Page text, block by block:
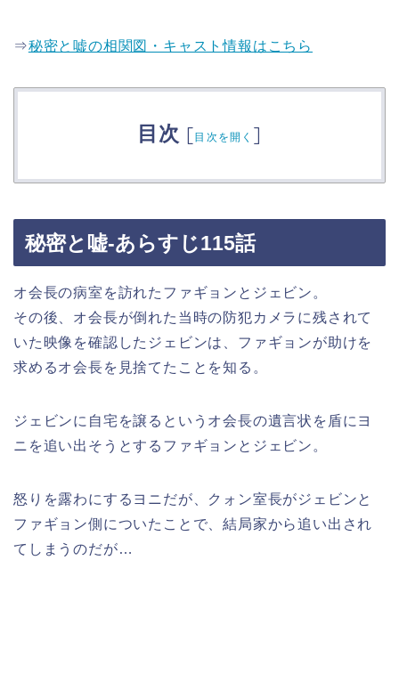
⇒秘密と嘘の相関図・キャスト情報はこちら
目次 [目次を開く ]
秘密と嘘-あらすじ115話
オ会長の病室を訪れたファギョンとジェビン。
その後、オ会長が倒れた当時の防犯カメラに残されて
いた映像を確認したジェビンは、ファギョンが助けを
求めるオ会長を見捨てたことを知る。
ジェビンに自宅を譲るというオ会長の遺言状を盾にヨ
ニを追い出そうとするファギョンとジェビン。
怒りを露わにするヨニだが、クォン室長がジェビンと
ファギョン側についたことで、結局家から追い出され
てしまうのだが…